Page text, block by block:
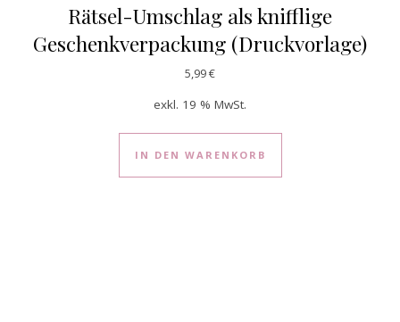
Rätsel-Umschlag als knifflige
Geschenkverpackung (Druckvorlage)
5,99€
exkl. 19 % MwSt.
IN DEN WARENKORB